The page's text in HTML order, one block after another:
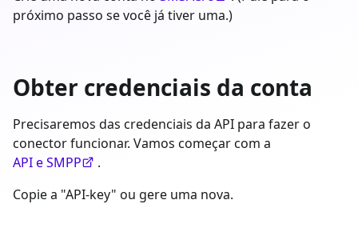
próximo passo se você já tiver uma.)
Obter credenciais da conta
Precisaremos das credenciais da API para fazer o
conector funcionar. Vamos começar com a
API e SMPP
.
Copie a "API-key" ou gere uma nova.